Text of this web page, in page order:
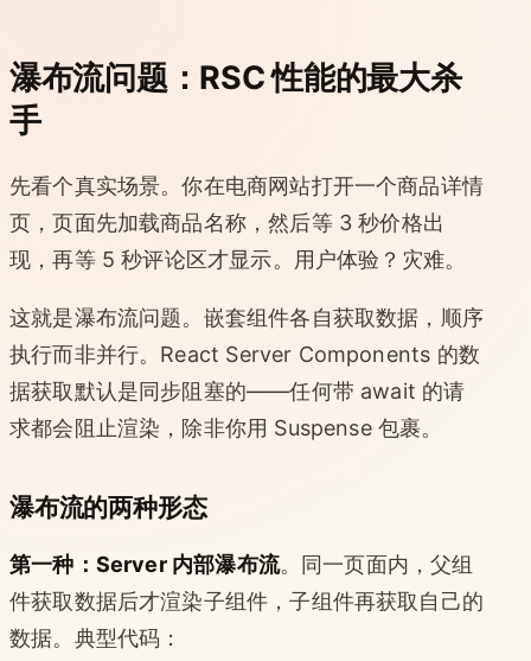
瀑布流问题：RSC 性能的最大杀
手
先看个真实场景。你在电商网站打开一个商品详情
页，页面先加载商品名称，然后等 3 秒价格出
现，再等 5 秒评论区才显示。用户体验？灾难。
这就是瀑布流问题。嵌套组件各自获取数据，顺序
执行而非并行。React Server Components 的数
据获取默认是同步阻塞的——任何带 await 的请
求都会阻止渲染，除非你用 Suspense 包裹。
瀑布流的两种形态
第一种：Server 内部瀑布流。同一页面内，父组
件获取数据后才渲染子组件，子组件再获取自己的
数据。典型代码：